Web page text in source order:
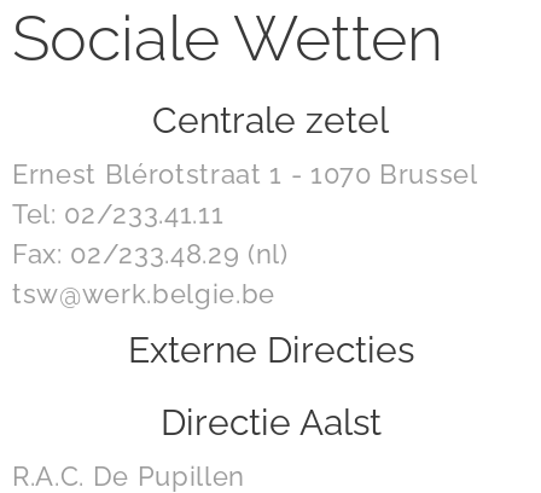
Sociale Wetten
Centrale zetel
Ernest Blérotstraat 1 - 1070 Brussel
Tel: 02/233.41.11
Fax: 02/233.48.29 (nl)
tsw@werk.belgie.be
Externe Directies
Directie Aalst
R.A.C. De Pupillen